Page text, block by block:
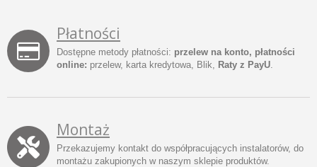
Płatności
Dostępne metody płatności: przelew na konto, płatności
online: przelew, karta kredytowa, Blik, Raty z PayU
Montaż
Przekazujemy kontakt do współpracujących instalatorów, do
montażu zakupionych w naszym sklepie produktów.